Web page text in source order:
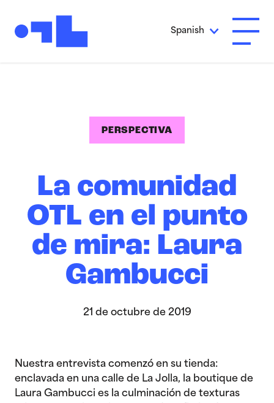
Spanish Abrir
PERSPECTIVA
La comunidad
OTL en el punto
de mira: Laura
Gambucci
21 de octubre de 2019
Nuestra entrevista comenzó en su tienda:
enclavada en una calle de La Jolla, la boutique de
Laura Gambucci es la culminación de texturas